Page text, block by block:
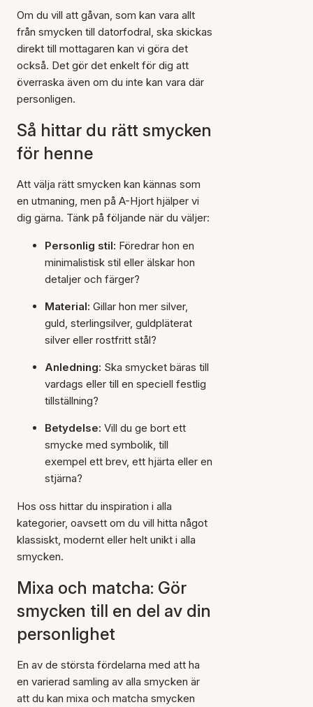
Om du vill att gåvan, som kan vara allt
från smycken till datorfodral, ska skickas
direkt till mottagaren kan vi göra det
också. Det gör det enkelt för dig att
överraska även om du inte kan vara där
personligen.
Så hittar du rätt smycken
för henne
Att välja rätt smycken kan kännas som
en utmaning, men på A-Hjort hjälper vi
dig gärna. Tänk på följande när du väljer:
Personlig stil: Föredrar hon en
minimalistisk stil eller älskar hon
detaljer och färger?
Material: Gillar hon mer silver,
guld, sterlingsilver, guldpläterat
silver eller rostfritt stål?
Anledning: Ska smycket bäras till
vardags eller till en speciell festlig
tillställning?
Betydelse: Vill du ge bort ett
smycke med symbolik, till
exempel ett brev, ett hjärta eller en
stjärna?
Hos oss hittar du inspiration i alla
kategorier, oavsett om du vill hitta något
klassiskt, modernt eller helt unikt i alla
smycken.
Mixa och matcha: Gör
smycken till en del av din
personlighet
En av de största fördelarna med att ha
en varierad samling av alla smycken är
att du kan mixa och matcha smycken